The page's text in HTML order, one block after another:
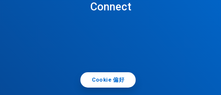
Connect
Cookie 偏好